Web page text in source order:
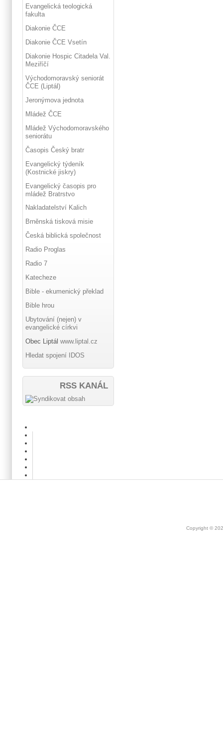
Evangelická teologická
fakulta
Diakonie ČCE
Diakonie ČCE Vsetín
Diakonie Hospic Citadela Val.
Meziříčí
Východomoravský seniorát
ČCE (Liptál)
Jeronýmova jednota
Mládež ČCE
Mládež Východomoravského
seniorátu
Časopis Český bratr
Evangelický týdeník
(Kostnické jiskry)
Evangelický časopis pro
mládež Bratrstvo
Nakladatelství Kalich
Brněnská tisková misie
Česká biblická společnost
Radio Proglas
Radio 7
Katecheze
Bible - ekumenický překlad
Bible hrou
Ubytování (nejen) v
evangelické církvi
Obec Liptál www.liptal.cz
Hledat spojení IDOS
RSS KANÁL
Copyright ©